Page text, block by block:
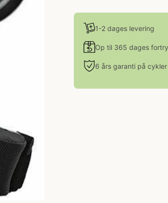
1-2 dages levering
Op til 365 dages
6 års garanti på cykler